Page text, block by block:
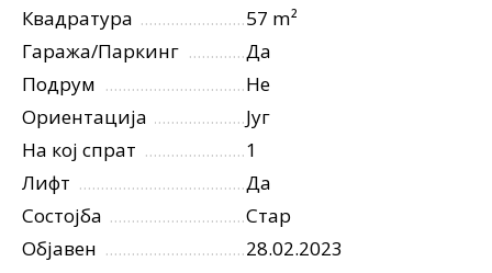
Квадратура
57 m²
Гаража/Паркинг
Да
Подрум
Не
Ориентација
Југ
На кој спрат
1
Лифт
Да
Состојба
Стар
Објавен
28.02.2023